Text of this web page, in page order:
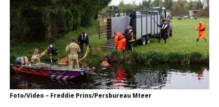
Foto/Video – Freddie Prins/Persbureau Mteer